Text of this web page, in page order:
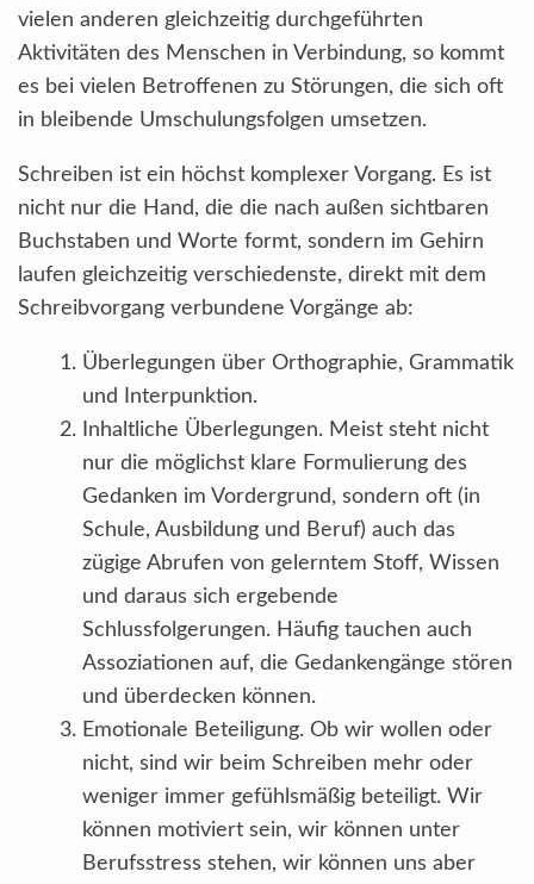
vielen anderen gleichzeitig durchgeführten
Aktivitäten des Menschen in Verbindung, so kommt
es bei vielen Betroffenen zu Störungen, die sich oft
in bleibende Umschulungsfolgen umsetzen.
Schreiben ist ein höchst komplexer Vorgang. Es ist
nicht nur die Hand, die die nach außen sichtbaren
Buchstaben und Worte formt, sondern im Gehirn
laufen gleichzeitig verschiedenste, direkt mit dem
Schreibvorgang verbundene Vorgänge ab:
Überlegungen über Orthographie, Grammatik
und Interpunktion.
Inhaltliche Überlegungen. Meist steht nicht
nur die möglichst klare Formulierung des
Gedanken im Vordergrund, sondern oft (in
Schule, Ausbildung und Beruf) auch das
zügige Abrufen von gelerntem Stoff, Wissen
und daraus sich ergebende
Schlussfolgerungen. Häufig tauchen auch
Assoziationen auf, die Gedankengänge stören
und überdecken können.
Emotionale Beteiligung. Ob wir wollen oder
nicht, sind wir beim Schreiben mehr oder
weniger immer gefühlsmäßig beteiligt. Wir
können motiviert sein, wir können unter
Berufsstress stehen, wir können uns aber